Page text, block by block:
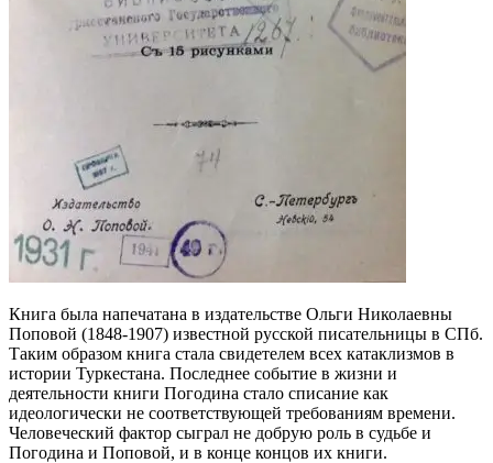
Книга была напечатана в издательстве Ольги Николаевны
Поповой (1848-1907) известной русской писательницы в СПб.
Таким образом книга стала свидетелем всех катаклизмов в
истории Туркестана. Последнее событие в жизни и
деятельности книги Погодина стало списание как
идеологически не соответствующей требованиям времени.
Человеческий фактор сыграл не добрую роль в судьбе и
Погодина и Поповой, и в конце концов их книги.